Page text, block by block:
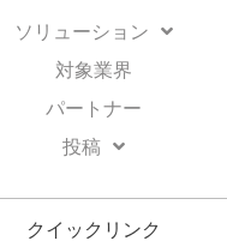
ソリューション
対象業界
パートナー
投稿
クイックリンク